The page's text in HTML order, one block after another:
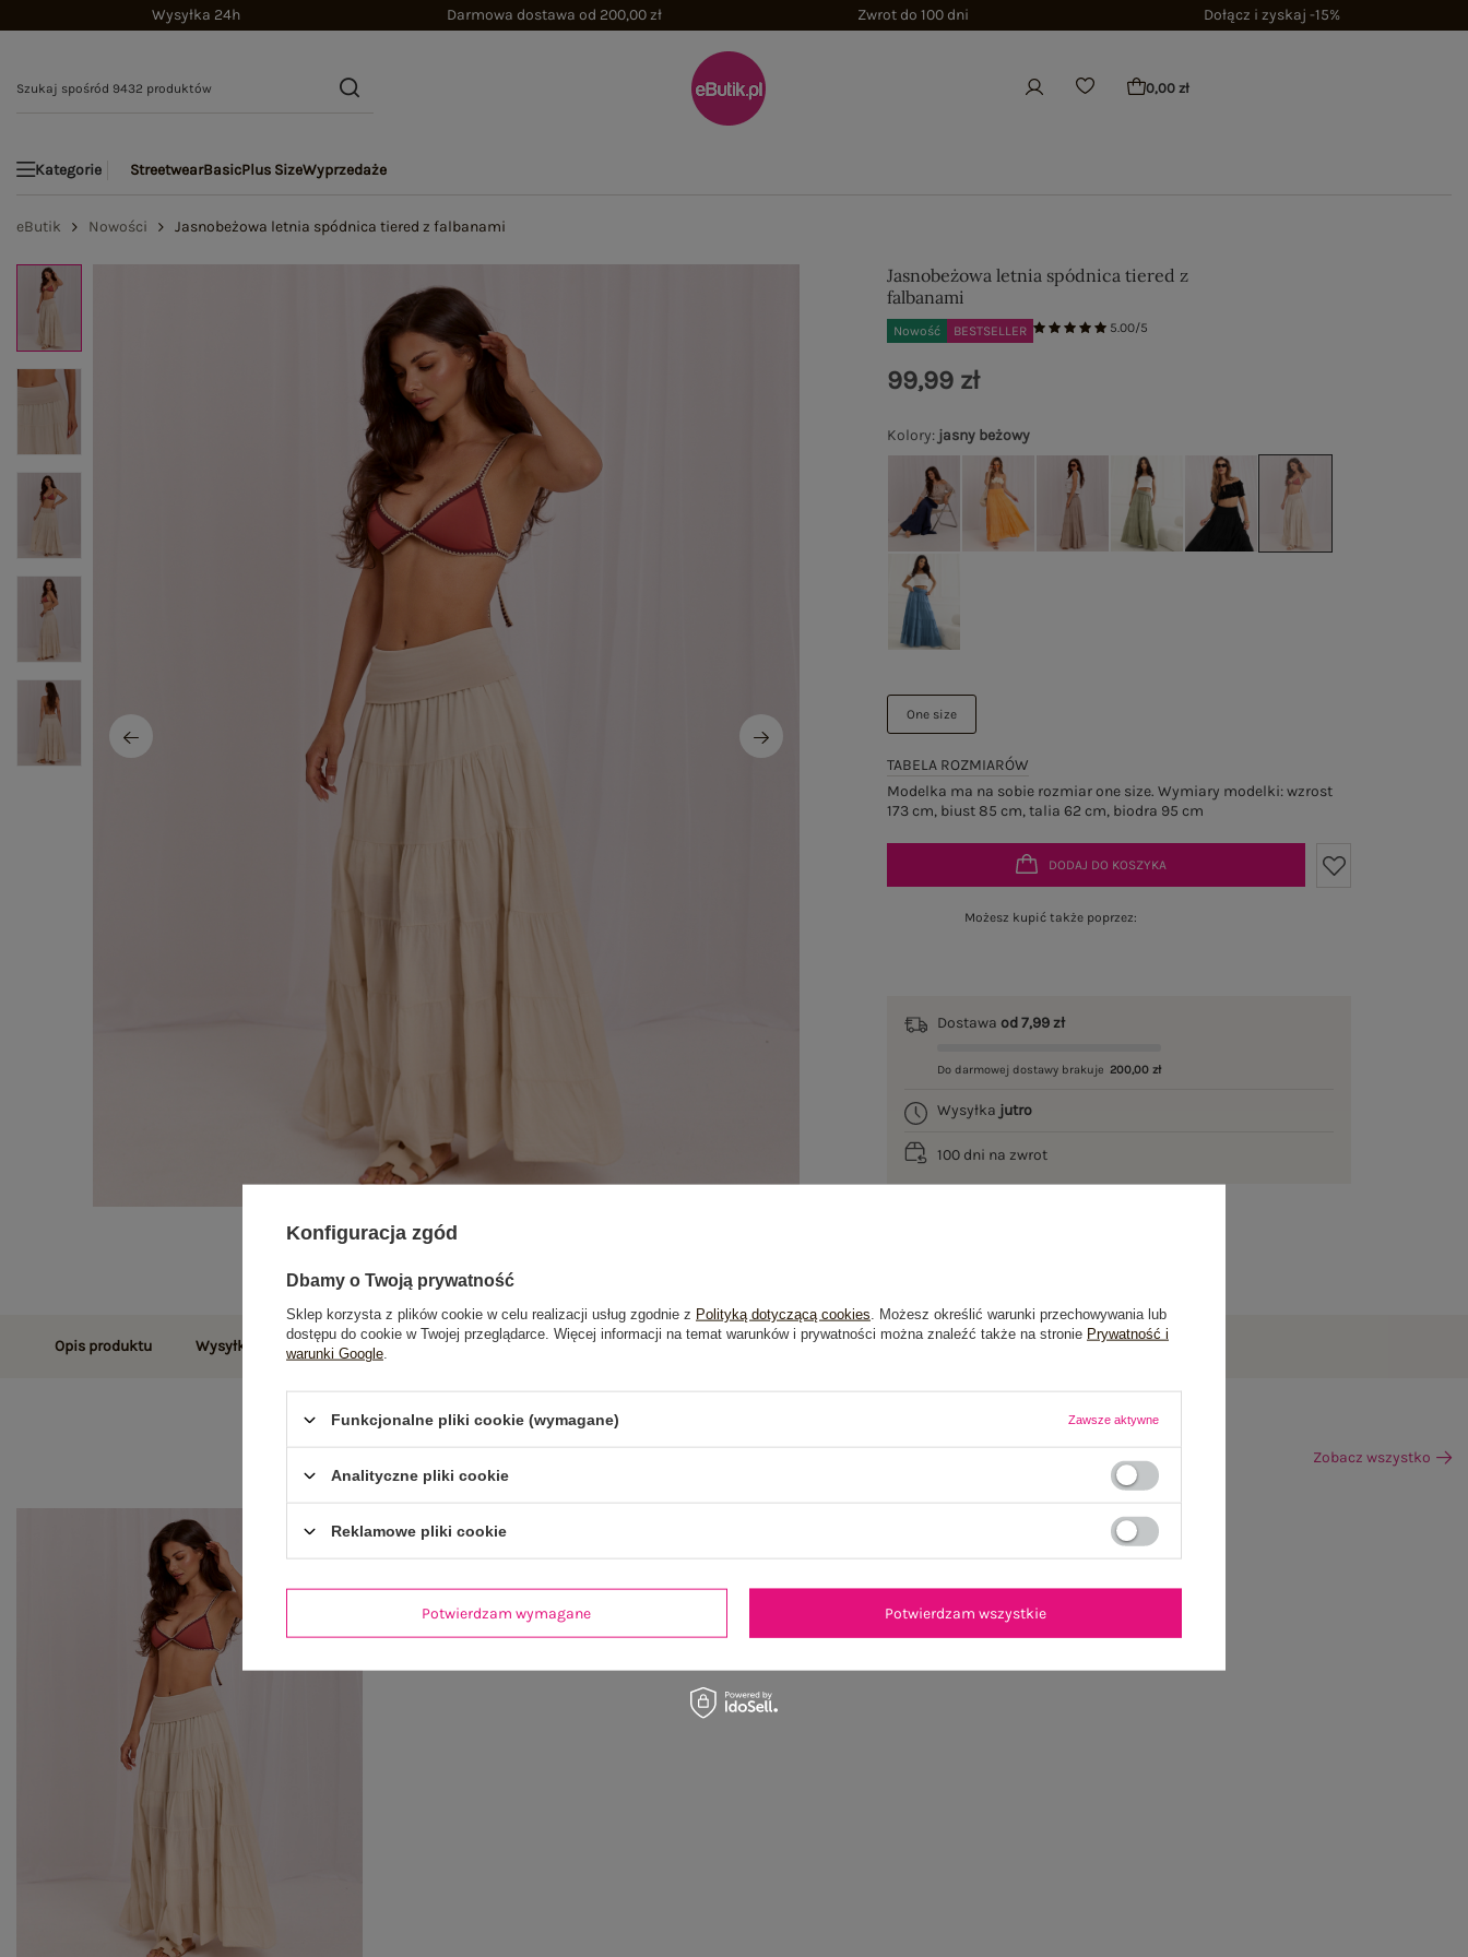
Wysyłka 24h Darmowa dostawa od 200,00 zł Zwrot do 100 dni Dołącz i zyskaj -15%
0,00 zł
Kategorie StreetwearBasicPlus SizeWyprzedaże
eButik Nowości Jasnobeżowa letnia spódnica tiered z falbanami
Jasnobeżowa letnia spódnica tiered z
falbanami
Nowość BESTSELLER 5.00/5
Kolory: jasny beżowy
One size
TABELA ROZMIARÓW
Modelka ma na sobie rozmiar one size. Wymiary modelki: wzrost
173 cm, biust 85 cm, talia 62 cm, biodra 95 cm
99,99 zł
DODAJ DO KOSZYKA
Możesz kupić także poprzez:
Dostawaod 7,99 zł
Do darmowej dostawy brakuje 200,00 zł
Wysyłka jutro
100 dni na zwrot
Opis produktu Wysyłka i dostawa Zwroty i reklamacje Opinie o produkcie
Zobacz wszystko
Konfiguracja zgód
Dbamy o Twoją prywatność
Sklep korzysta z plików cookie w celu realizacji usług zgodnie z Polityką dotyczącą cookies . Możesz określić warunki przechowywania lub
dostępu do cookie w Twojej przeglądarce. Więcej informacji na temat warunków i prywatności można znaleźć także na stronie Prywatność i
warunki Google
Funkcjonalne pliki cookie (wymagane) Zawsze aktywne
Analityczne pliki cookie
Reklamowe pliki cookie
Potwierdzam wymagane Potwierdzam wszystkie